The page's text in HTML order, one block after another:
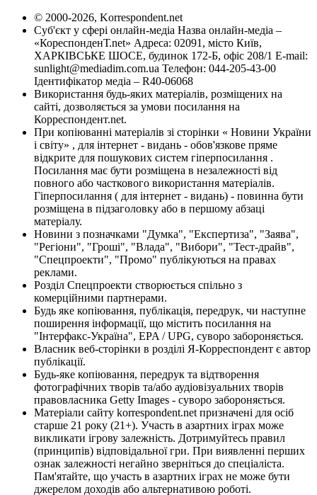
© 2000-2026, Korrespondent.net
Суб'єкт у сфері онлайн-медіа Назва онлайн-медіа –
«КореспонденТ.net» Адреса: 02091, місто Київ,
ХАРКІВСЬКЕ ШОСЕ, будинок 172-Б, офіс 208/1 E-mail:
sunlight@mediadim.com.ua Телефон: 044-205-43-00
Ідентифікатор медіа – R40-06068
Використання будь-яких матеріалів, розміщених на
сайті, дозволяється за умови посилання на
Корреспондент.net.
При копіюванні матеріалів зі сторінки « Новини України
і світу» , для інтернет - видань - обов'язкове пряме
відкрите для пошукових систем гіперпосилання .
Посилання має бути розміщена в незалежності від
повного або часткового використання матеріалів.
Гіперпосилання ( для інтернет - видань) - повинна бути
розміщена в підзаголовку або в першому абзаці
матеріалу.
Новини з позначками "Думка", "Експертиза", "Заява",
"Регіони", "Гроші", "Влада", "Вибори", "Тест-драйв",
"Спецпроекти", "Промо" публікуються на правах
реклами.
Розділ Спецпроекти створюється спільно з
комерційними партнерами.
Будь яке копіювання, публікація, передрук, чи наступне
поширення інформації, що містить посилання на
"Інтерфакс-Україна", EPA / UPG, суворо забороняється.
Власник веб-сторінки в розділі Я-Корреспондент є автор
публікації.
Будь-яке копіювання, передрук та відтворення
фотографічних творів та/або аудіовізуальних творів
правовласника Getty Images - суворо забороняється.
Матеріали сайту korrespondent.net призначені для осіб
старше 21 року (21+). Участь в азартних іграх може
викликати ігрову залежність. Дотримуйтесь правил
(принципів) відповідальної гри. При виявленні перших
ознак залежності негайно зверніться до спеціаліста.
Пам'ятайте, що участь в азартних іграх не може бути
джерелом доходів або альтернативою роботі.